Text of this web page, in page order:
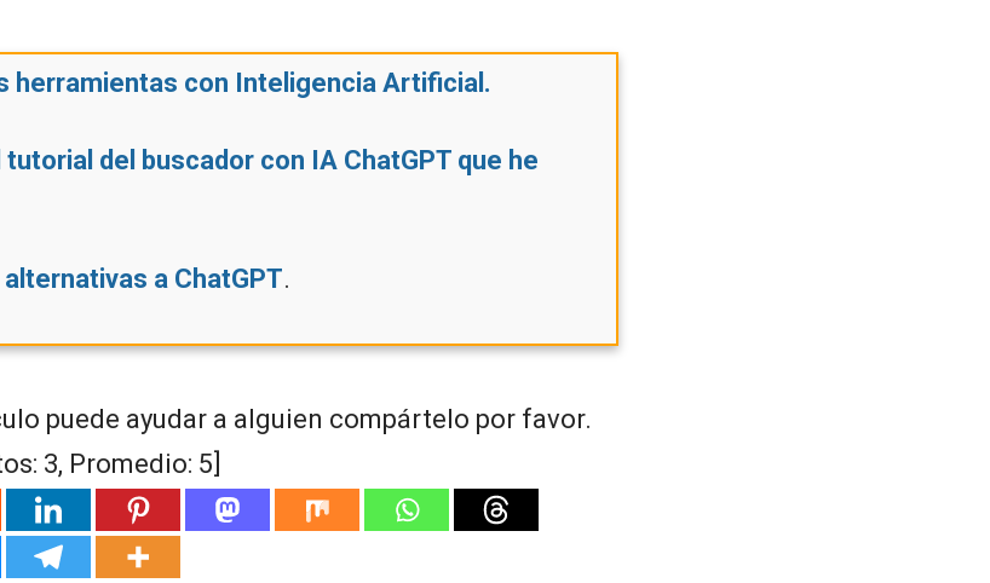
herramientas con Inteligencia Artificial.
del buscador con IA ChatGPT que he
a ChatGPT.
puede ayudar a alguien compártelo por favor.
3, Promedio: 5